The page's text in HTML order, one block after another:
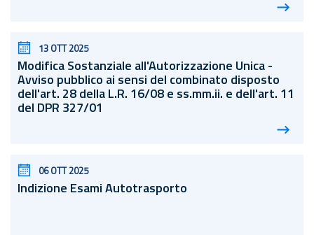
13 OTT 2025
Modifica Sostanziale all'Autorizzazione Unica -
Avviso pubblico ai sensi del combinato disposto
dell'art. 28 della L.R. 16/08 e ss.mm.ii. e dell'art. 11
del DPR 327/01
06 OTT 2025
Indizione Esami Autotrasporto